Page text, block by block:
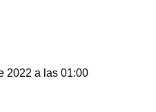
2022 a las 01:00